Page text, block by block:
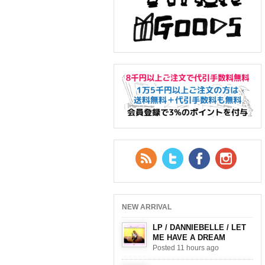
RSS FeedTwitter Facebook
NEW ARRIVAL
LP / DANNIEBELLE / LET
ME HAVE A DREAM
Posted 11 hours ago